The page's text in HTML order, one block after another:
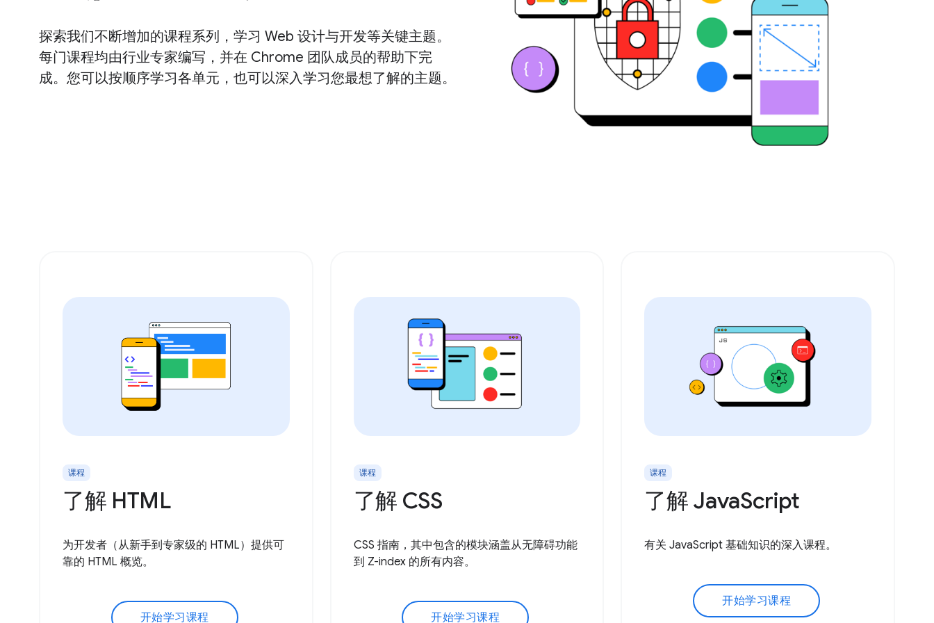
探索我们不断增加的课程系列，学习 Web 设计与开发等关键主题。
每门课程均由行业专家编写，并在 Chrome 团队成员的帮助下完
成。您可以按顺序学习各单元，也可以深入学习您最想了解的主题。
课程
了解 HTML
为开发者（从新手到专家级的 HTML）提供可
靠的 HTML 概览。
开始学习课程
课程
了解 CSS
CSS 指南，其中包含的模块涵盖从无障碍功能
到 Z-index 的所有内容。
开始学习课程
课程
了解 JavaScript
有关 JavaScript 基础知识的深入课程。
开始学习课程